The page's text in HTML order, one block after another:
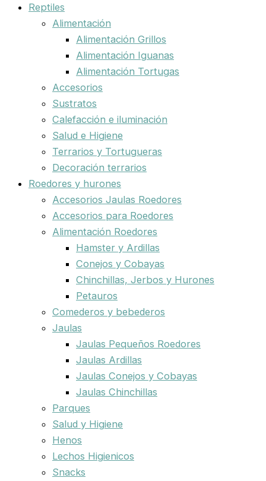
Reptiles
Alimentación
Alimentación Grillos
Alimentación Iguanas
Alimentación Tortugas
Accesorios
Sustratos
Calefacción e iluminación
Salud e Higiene
Terrarios y Tortugueras
Decoración terrarios
Roedores y hurones
Accesorios Jaulas Roedores
Accesorios para Roedores
Alimentación Roedores
Hamster y Ardillas
Conejos y Cobayas
Chinchillas, Jerbos y Hurones
Petauros
Comederos y bebederos
Jaulas
Jaulas Pequeños Roedores
Jaulas Ardillas
Jaulas Conejos y Cobayas
Jaulas Chinchillas
Parques
Salud y Higiene
Henos
Lechos Higienicos
Snacks